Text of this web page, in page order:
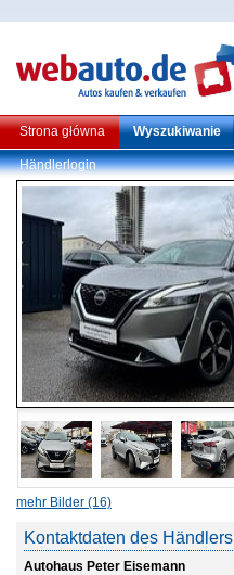
Strona główna Wyszukiwanie
Händlerlogin
mehr Bilder (16)
Kontaktdaten des Händlers
Autohaus Peter Eisemann